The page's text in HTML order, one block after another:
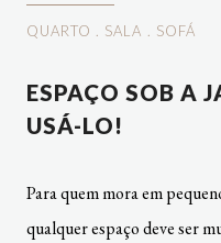
QUARTO SALA SOFÁ
ESPAÇO SOB A
USÁ-LO!
Para quem mora em
qualquer espaço deve ser